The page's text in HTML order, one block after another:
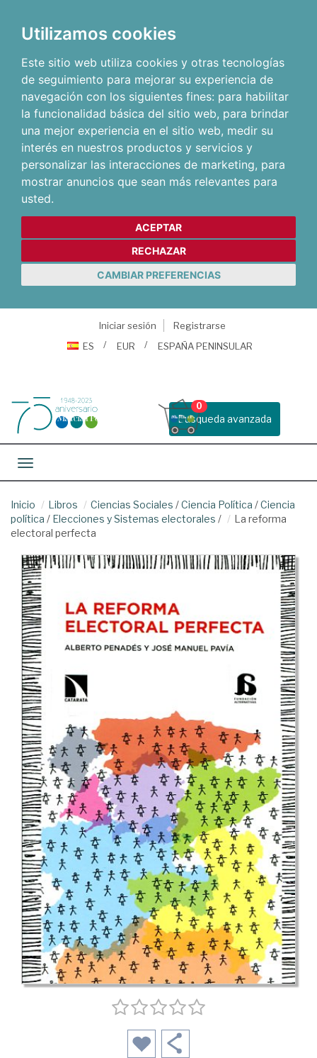
Utilizamos cookies
Este sitio web utiliza cookies y otras tecnologías
de seguimiento para mejorar su experiencia de
navegación con los siguientes fines: para habilitar
la funcionalidad básica del sitio web, para brindar
una mejor experiencia en el sitio web, medir su
interés en nuestros productos y servicios y
personalizar las interacciones de marketing, para
mostrar anuncios que sean más relevantes para
usted.
ACEPTAR
RECHAZAR
CAMBIAR PREFERENCIAS
Iniciar sesión
Registrarse
ES
EUR ESPAÑA PENINSULAR
Busqueda avanzada
0
Toggle navigation
Inicio Libros Ciencias Sociales /Ciencia Política /Ciencia
política / Elecciones y Sistemas electorales /
La reforma
electoral perfecta